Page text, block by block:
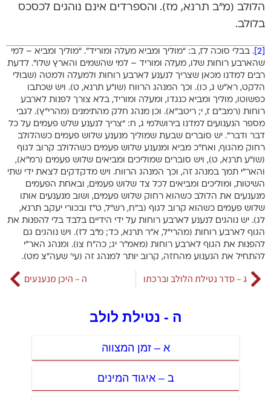
הלולב (מ”ב תרנא, מז). והספרדים אינם נוהגים לכסכס
בלולב.
. בבלי סוכה לז, ב: “מוליך ומביא מעלה ומוריד”. “מוליך ומביא – למי
שהארבע רוחות שלו, מעלה ומוריד – למי שהשמים והארץ שלו”. לדעת
רבים למדנו מכאן שצריך לנענע לארבע רוחות ולמעלה ולמטה (שבולי
הלקט, רא”ש ג, כו). וכך המנהג הרווח (שו”ע תרנא, ט). ויש שכתבו
כפשוטו, מוליך ומביא כנגדו, ומעלה ומוריד, בלא צורך לפנות לארבע
רוחות (רמב”ם ז, י; ריטב”א). וכן מנהג חלק מהתימנים (מהרי”ץ). לגבי
מספר הנענועים למדנו בירושלמי ג, ח: “צריך לנענע שלש פעמים על כל
דבר ודבר”. יש סוברים שבעת שמוליך מנענע שלוש פעמים כשהלולב
רחוק מהגוף, ואח”כ מביא ומנענע שלוש פעמים כשהלולב קרוב לגוף
(שו”ע תרנא, ט), ויש סוברים שמוליכים ומביאים שלוש פעמים (רמ”א),
והאר”י תמך במנהג זה, וכך המנהג הרווח. ויש מדקדקים לצאת ידי שתי
השיטות, ומוליכים ומביאים לכל צד שלוש פעמים, ובאחת הפעמים
מנענעים את הלולב כשהוא רחוק שלוש פעמים, ושוב מנענעים אותו
שלוש פעמים כשהוא קרוב לגוף (ב”ח, רש”ל, ט”ז ובכורי יעקב תרנא,
לג). יש נוהגים לנענע לארבע רוחות על ידי הידיים בלבד בלי להפנות את
הגוף לארבע רוחות (מהרי”ל, א”ר תרנא, כד; מ”ב לז). ויש נוהגים גם
להפנות את הגוף לארבע רוחות (מאמ”ר יג; כה”ח צו). ומנהג האר”י
להתחיל את הנענוע מהחזה, קרוב יותר למנהג זה (עי’ שעה”צ מט).
ג – סדר נטילת הלולב וברכתו ה – היכן מנענעים
ה - נטילת לולב
א – זמן המצווה
ב – איגוד המינים